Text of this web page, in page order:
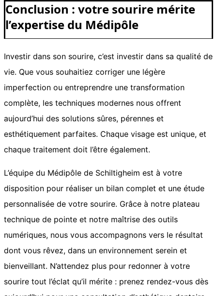
Conclusion : votre sourire mérite
l’expertise du Médipôle
Investir dans son sourire, c’est investir dans sa qualité de
vie. Que vous souhaitiez corriger une légère
imperfection ou entreprendre une transformation
complète, les techniques modernes nous offrent
aujourd’hui des solutions sûres, pérennes et
esthétiquement parfaites. Chaque visage est unique, et
chaque traitement doit l’être également.
L’équipe du Médipôle de Schiltigheim est à votre
disposition pour réaliser un bilan complet et une étude
personnalisée de votre sourire. Grâce à notre plateau
technique de pointe et notre maîtrise des outils
numériques, nous vous accompagnons vers le résultat
dont vous rêvez, dans un environnement serein et
bienveillant. N’attendez plus pour redonner à votre
sourire tout l’éclat qu’il mérite : prenez rendez-vous dès